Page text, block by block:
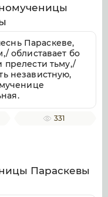
кончину
Небесное
наша благая!
еже по Бозе и
на Тя
во
с тобою и
блаженства
заступлении
Отца, и Сына,
и во веки
Параскеве,
облиставает бо
тьму,/
независтную,
331
Параскевы